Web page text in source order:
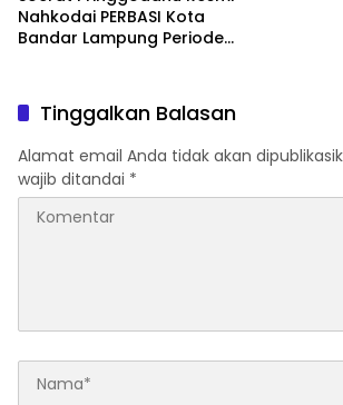
Nahkodai PERBASI Kota
Bandar Lampung Periode
Tinggalkan Balasan
Alamat email Anda tidak akan
wajib ditandai *